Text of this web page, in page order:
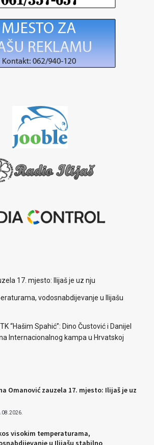
17. mjesto: Ilijaš je uz nju
vodosnabdijevanje u Ilijašu
“Hašim Spahić”: Dino Čustović i Danijel
Internacionalnog kampa u Hrvatskoj
Omanović zauzela 17. mjesto: Ilijaš je uz
visokim temperaturama,